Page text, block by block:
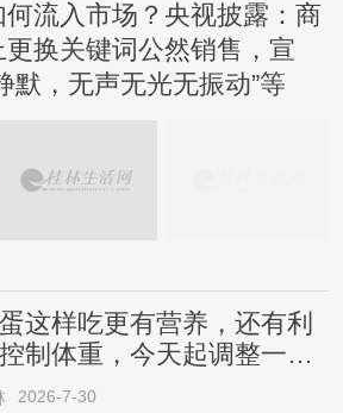
流入市场？央视披露：商
换关键词公然销售，宣
默，无声无光无振动”等
这样吃更有营养，还有利
制体重，今天起调整一下
2026-7-30